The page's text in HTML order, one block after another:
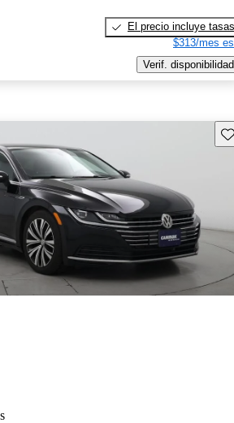
El precio incluye tasas
$313/mes
Verif. disponibilidad